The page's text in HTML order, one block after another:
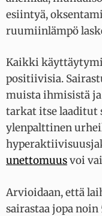
esiintyä,
ruumiinlämpö
Kaikki
positiivisia.
muista ihmisistä ja
tarkat itse laaditut
ylenpalttinen
unettomuusvoi
Arvioidaan, että
sairastaa jopa